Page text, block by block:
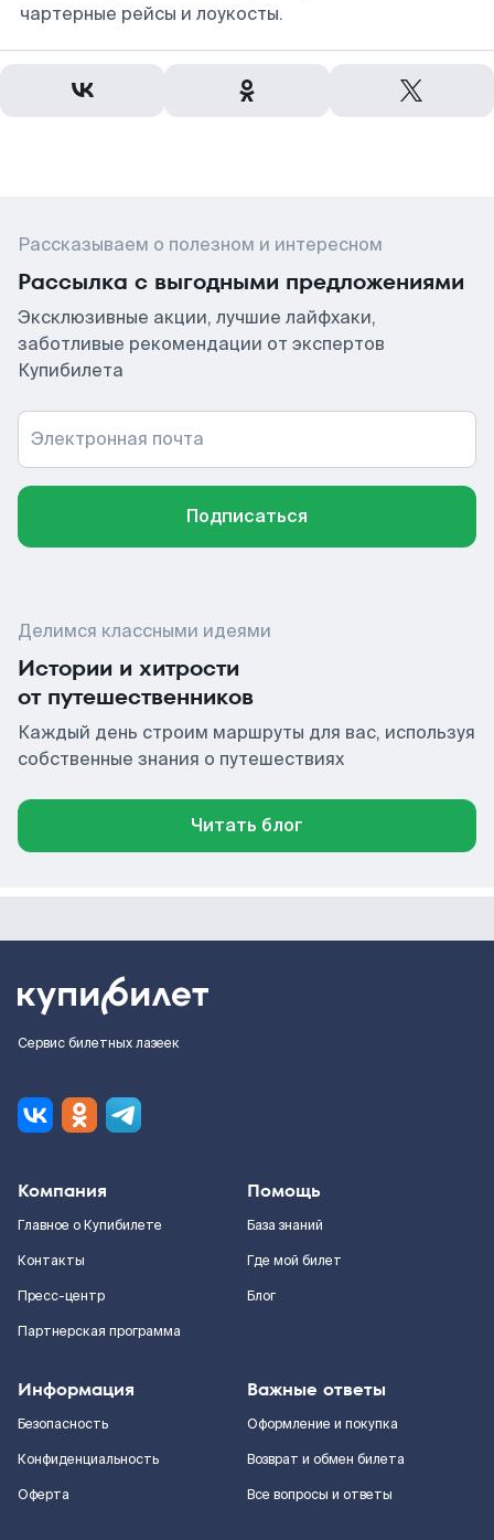
чартерные рейсы и лоукосты.
Рассказываем о полезном и интересном
Рассылка с выгодными предложениями
Эксклюзивные акции, лучшие лайфхаки,
заботливые рекомендации от экспертов
Купибилета
Электронная почта
Подписаться
Делимся классными идеями
Истории и хитрости
от путешественников
Каждый день строим маршруты для вас, используя
собственные знания о путешествиях
Читать блог
Сервис билетных лазеек
Компания
Главное о Купибилете
Контакты
Пресс-центр
Партнерская программа
Помощь
База знаний
Где мой билет
Блог
Информация
Безопасность
Конфиденциальность
Оферта
Важные ответы
Оформление и покупка
Возврат и обмен билета
Все вопросы и ответы